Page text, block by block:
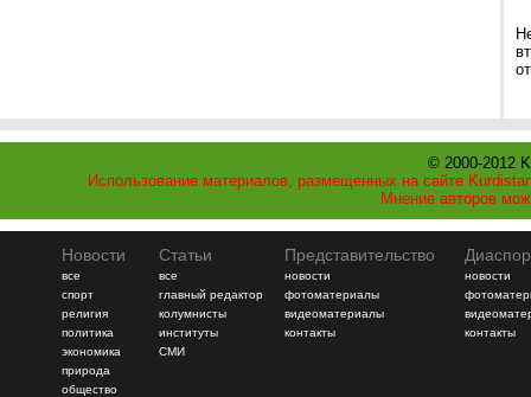
© 2000-2012
Использование материалов, размещенных на сайте
Мнение авторов
Новости
все
спорт
религия
политика
экономика
природа
общество
Статьи
все
главный редактор
колумнисты
институты
СМИ
Представительство
новости
фотоматериалы
видеоматериалы
контакты
новости
контакты